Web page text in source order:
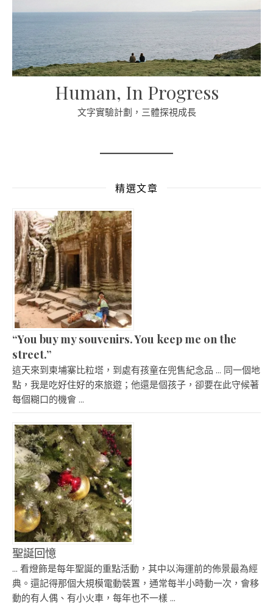
Human, In Progress
文字實驗計劃，三體探視成長
精選文章
“You buy my souvenirs. You keep me on the
street.”
這天來到柬埔寨比粒塔，到處有孩童在兜售紀念品 ... 同一個地
點，我是吃好住好的來旅遊；他還是個孩子，卻要在此守候著
每個糊口的機會 ...
聖誕回憶
... 看燈飾是每年聖誕的重點活動，其中以海運前的佈景最為經
典。還記得那個大規模電動裝置，通常每半小時動一次，會移
動的有人偶、有小火車，每年也不一樣 ...